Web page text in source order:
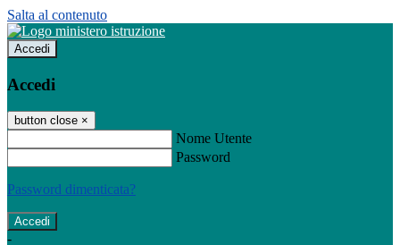
Salta al contenuto
Accedi
Accedi
button close ×
Nome Utente
Password
Password dimenticata?
-